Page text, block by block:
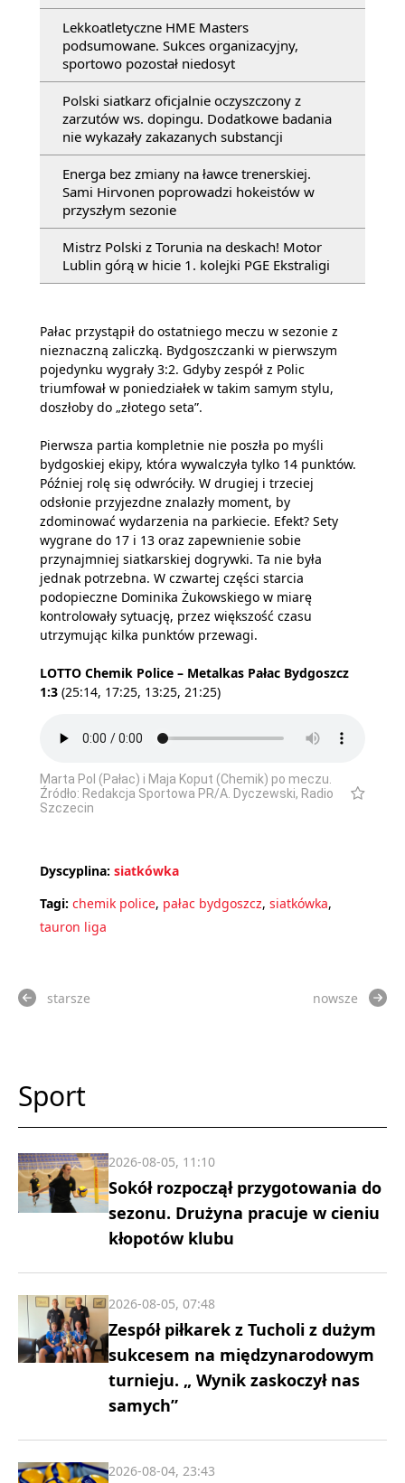
Lekkoatletyczne HME Masters
podsumowane. Sukces organizacyjny,
sportowo pozostał niedosyt
Polski siatkarz oficjalnie oczyszczony z
zarzutów ws. dopingu. Dodatkowe badania
nie wykazały zakazanych substancji
Energa bez zmiany na ławce trenerskiej.
Sami Hirvonen poprowadzi hokeistów w
przyszłym sezonie
Mistrz Polski z Torunia na deskach! Motor
Lublin górą w hicie 1. kolejki PGE Ekstraligi
Pałac przystąpił do ostatniego meczu w sezonie z
nieznaczną zaliczką. Bydgoszczanki w pierwszym
pojedynku wygrały 3:2. Gdyby zespół z Polic
triumfował w poniedziałek w takim samym stylu,
doszłoby do „złotego seta”.
Pierwsza partia kompletnie nie poszła po myśli
bydgoskiej ekipy, która wywalczyła tylko 14 punktów.
Później rolę się odwróciły. W drugiej i trzeciej
odsłonie przyjezdne znalazły moment, by
zdominować wydarzenia na parkiecie. Efekt? Sety
wygrane do 17 i 13 oraz zapewnienie sobie
przynajmniej siatkarskiej dogrywki. Ta nie była
jednak potrzebna. W czwartej części starcia
podopieczne Dominika Żukowskiego w miarę
kontrolowały sytuację, przez większość czasu
utrzymując kilka punktów przewagi.
LOTTO Chemik Police – Metalkas Pałac Bydgoszcz
1:3 (25:14, 17:25, 13:25, 21:25)
Marta Pol (Pałac) i Maja Koput (Chemik) po meczu.
Źródło: Redakcja Sportowa PR/A. Dyczewski, Radio
Szczecin
Dyscyplina: siatkówka
Tagi: chemik police, pałac bydgoszcz, siatkówka,
tauron liga
starsze nowsze
Sport
Sokół rozpoczął przygotowania do
sezonu. Drużyna pracuje w cieniu
kłopotów klubu
2026-08-05, 11:10
Zespół piłkarek z Tucholi z dużym
sukcesem na międzynarodowym
turnieju. „ Wynik zaskoczył nas
samych”
2026-08-05, 07:48
2026-08-04, 23:43